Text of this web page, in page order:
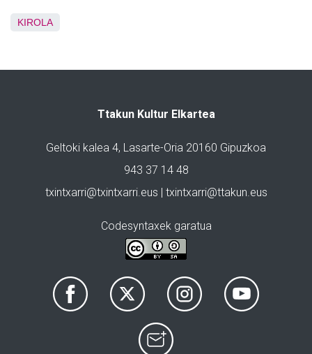
KIROLA
Ttakun Kultur Elkartea
Geltoki kalea 4, Lasarte-Oria 20160 Gipuzkoa
943 37 14 48
txintxarri@txintxarri.eus | txintxarri@ttakun.eus
Codesyntaxek garatua